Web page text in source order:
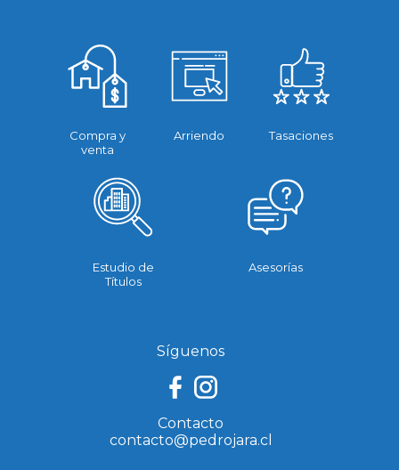
Compra y
venta
Arriendo Tasaciones
Estudio de
Títulos
Asesorías
Síguenos
Contacto
contacto@pedrojara.cl